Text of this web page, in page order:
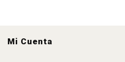
Mi Cuenta